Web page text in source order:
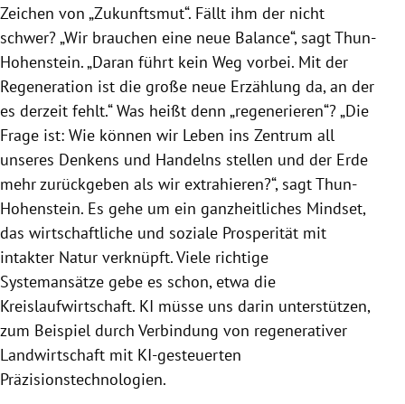
Zeichen von „Zukunftsmut“. Fällt ihm der nicht
schwer? „Wir brauchen eine neue Balance“, sagt Thun-
Hohenstein. „Daran führt kein Weg vorbei. Mit der
Regeneration ist die große neue Erzählung da, an der
es derzeit fehlt.“ Was heißt denn „regenerieren“? „Die
Frage ist: Wie können wir Leben ins Zentrum all
unseres Denkens und Handelns stellen und der Erde
mehr zurückgeben als wir extrahieren?“, sagt Thun-
Hohenstein. Es gehe um ein ganzheitliches Mindset,
das wirtschaftliche und soziale Prosperität mit
intakter Natur verknüpft. Viele richtige
Systemansätze gebe es schon, etwa die
Kreislaufwirtschaft. KI müsse uns darin unterstützen,
zum Beispiel durch Verbindung von regenerativer
Landwirtschaft mit KI-gesteuerten
Präzisionstechnologien.